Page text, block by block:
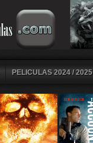
PELICULAS 2024 / 2025